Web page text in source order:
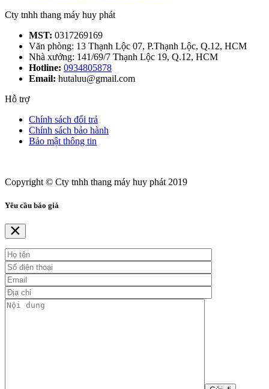
Cty tnhh thang máy huy phát
MST: 0317269169
Văn phòng: 13 Thạnh Lộc 07, P.Thạnh Lộc, Q.12, HCM
Nhà xưởng: 141/69/7 Thạnh Lộc 19, Q.12, HCM
Hotline: 0934805878
Email: hutaluu@gmail.com
Hỗ trợ
Chính sách đổi trả
Chính sách bảo hành
Bảo mật thông tin
Copyright © Cty tnhh thang máy huy phát 2019
Yêu cầu báo giá
×